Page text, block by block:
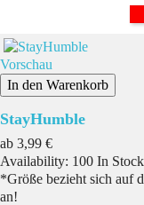
Vorschau
In den Warenkorb
StayHumble
ab Preis
3,99 €
Availability: 100 In Stock
*Größe bezieht sich auf
an!